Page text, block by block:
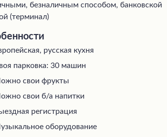
безналичным способом, банковской
(терминал)
русская кухня
парковка: 30 машин
свои фрукты
свои б/а напитки
регистрация
оборудование